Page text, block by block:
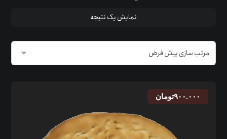
نمایش یک نتیجه
۹۰۰.۰۰۰تومان